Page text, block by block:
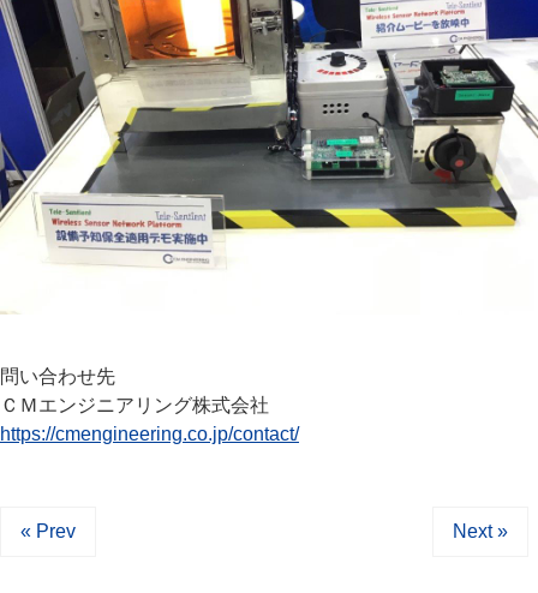
問い合わせ先
ＣＭエンジニアリング株式会社
https://cmengineering.co.jp/contact/
« Prev Next »